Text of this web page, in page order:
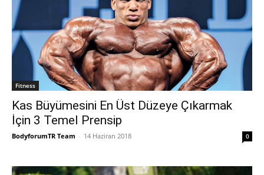
Fitness
Kas Büyümesini En Üst Düzeye Çıkarmak
İçin 3 Temel Prensip
BodyforumTR Team - 14 Haziran 2018 0